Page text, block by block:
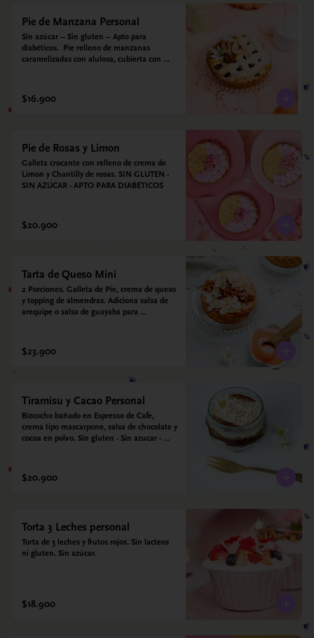
Pie de Manzana Personal
Sin azúcar – Sin gluten – Apto para
diabéticos.  Pie relleno de manzanas
caramelizadas con alulosa, cubierta con
de leche de coco y que envuelve todos los
sabores.
$16.900
Pie de Rosas y Limon
Galleta crocante con relleno de crema de
Limon y Chantilly de rosas. SIN GLUTEN -
SIN AZÚCAR - APTO PARA DIABÉTICOS
$20.900
Tarta de Queso Mini
2 Porciones. Galleta de Pie, crema de queso
y topping de almendras. Adiciona salsa de
arequipe o salsa de guayaba para
$23.900
Tiramisu y Cacao Personal
Bizcocho bañado en Espresso de Cafe,
crema tipo mascarpone, salsa de chocolate y
cocoa en polvo. Sin gluten - Sin azucar -
$20.900
Torta 3 Leches personal
Torta de 3 leches y frutos rojos. Sin lacteos
ni gluten. Sin azúcar.
$18.900